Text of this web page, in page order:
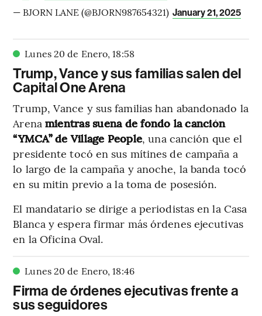
— BJORN LANE (@BJORN987654321) January 21, 2025
Lunes 20 de Enero,18:58
Trump, Vance y sus familias salen del
Capital One Arena
Trump, Vance y sus familias han abandonado la
Arena mientras suena de fondo la canción
“YMCA” de Village People, una canción que el
presidente tocó en sus mítines de campaña a
lo largo de la campaña y anoche, la banda tocó
en su mitin previo a la toma de posesión.
El mandatario se dirige a periodistas en la Casa
Blanca y espera firmar más órdenes ejecutivas
en la Oficina Oval.
Lunes 20 de Enero,18:46
Firma de órdenes ejecutivas frente a
sus seguidores